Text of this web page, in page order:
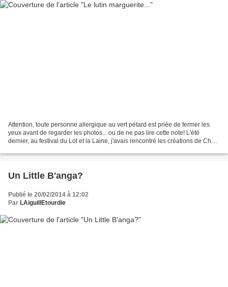
Attention, toute personne allergique au vert pétard est priée de fermer les
yeux avant de regarder les photos... ou de ne pas lire cette note! L'été
dernier, au festival du Lot et la Laine, j'avais rencontré les créations de Chez
Un Little B'anga?
Publié le 20/02/2014 à 12:02
Par LAiguillEtourdie